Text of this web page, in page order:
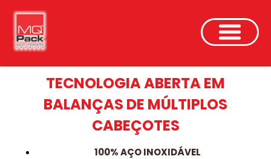
-
INICIAL
SOBRE NÓS
SISTEMAS
INDÚSTRIAS
TREINAMENTOS OPERACIONAIS
TREINAMENTOS MANUTENÇÃO
NEWS
TECNOLOGIA ABERTA EM
BALANÇAS DE MÚLTIPLOS
CABEÇOTES
100% AÇO INOXIDÁVEL